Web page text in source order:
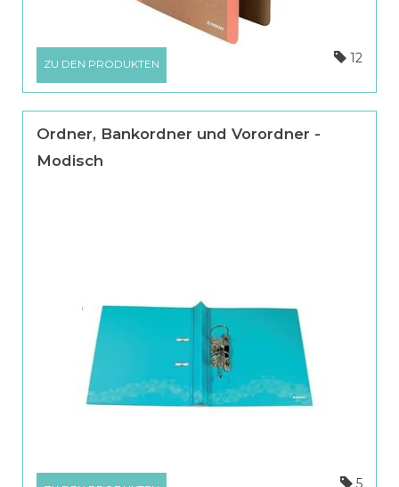
ZU DEN PRODUKTEN 12
Ordner, Bankordner und Vorordner -
Modisch
5